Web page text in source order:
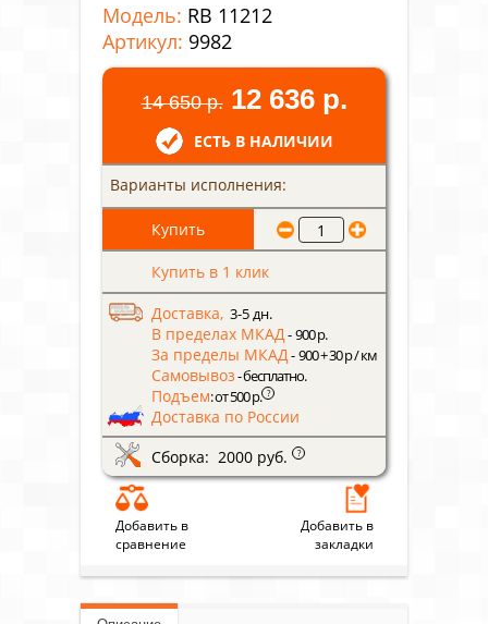
Модель: RB 11212
Артикул: 9982
14 650 р. 12 636 р.
ЕСТЬ В НАЛИЧИИ
Варианты исполнения:
Купить в 1 клик
Доставка, 3-5 дн.
В пределах МКАД- 900 р.
За пределы МКАД- 900 + 30 р / км
Самовывоз- бесплатно.
Подъем: от 500 р. ?
Доставка по России
Сборка: 2000 руб.
?
Добавить в
сравнение
Добавить в
закладки